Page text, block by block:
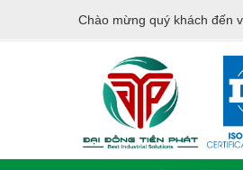
Chào mừng quý khách đến